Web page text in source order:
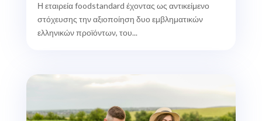
Η εταιρεία foodstandard έχοντας ως αντικείμενο
στόχευσης την αξιοποίηση δυο εμβληματικών
ελληνικών προϊόντων, του...